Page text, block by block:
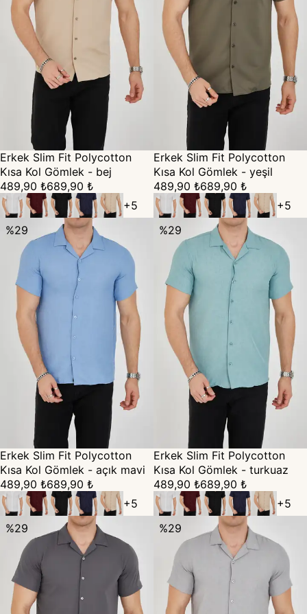
Erkek Slim Fit Polycotton
Kısa Kol Gömlek - bej
489,90 ₺689,90 ₺
+5
Erkek Slim Fit Polycotton
Kısa Kol Gömlek - yeşil
489,90 ₺689,90 ₺
+5
%29
Erkek Slim Fit Polycotton
Kısa Kol Gömlek - açık mavi
489,90 ₺689,90 ₺
+5
%29
Erkek Slim Fit Polycotton
Kısa Kol Gömlek - turkuaz
489,90 ₺689,90 ₺
+5
%29 %29